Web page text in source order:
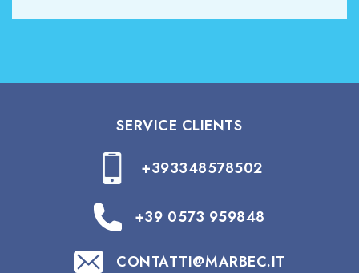
SERVICE CLIENTS
+393348578502
+39 0573 959848
CONTATTI@MARBEC.IT